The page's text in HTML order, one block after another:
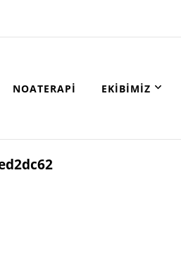
NOATERAPI EKIBIMIZ